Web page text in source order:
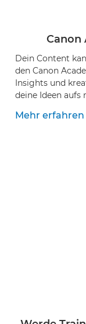
Canon
Dein Content
den Canon
Insights und
deine Ideen aufs
Mehr erfahren